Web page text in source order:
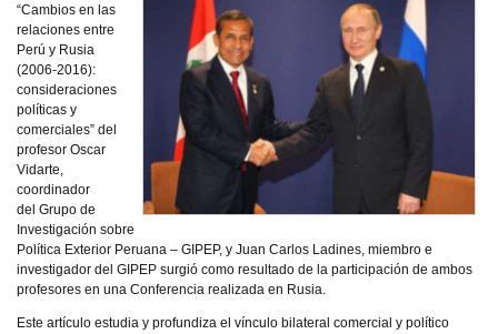
“Cambios en las
relaciones entre
Perú y Rusia
(2006-2016):
consideraciones
políticas y
comerciales” del
profesor Oscar
Vidarte,
coordinador
del Grupo de
Investigación sobre
Política Exterior Peruana – GIPEP, y Juan Carlos Ladines, miembro e
investigador del GIPEP surgió como resultado de la participación de ambos
profesores en una Conferencia realizada en Rusia.
Este artículo estudia y profundiza el vínculo bilateral comercial y político